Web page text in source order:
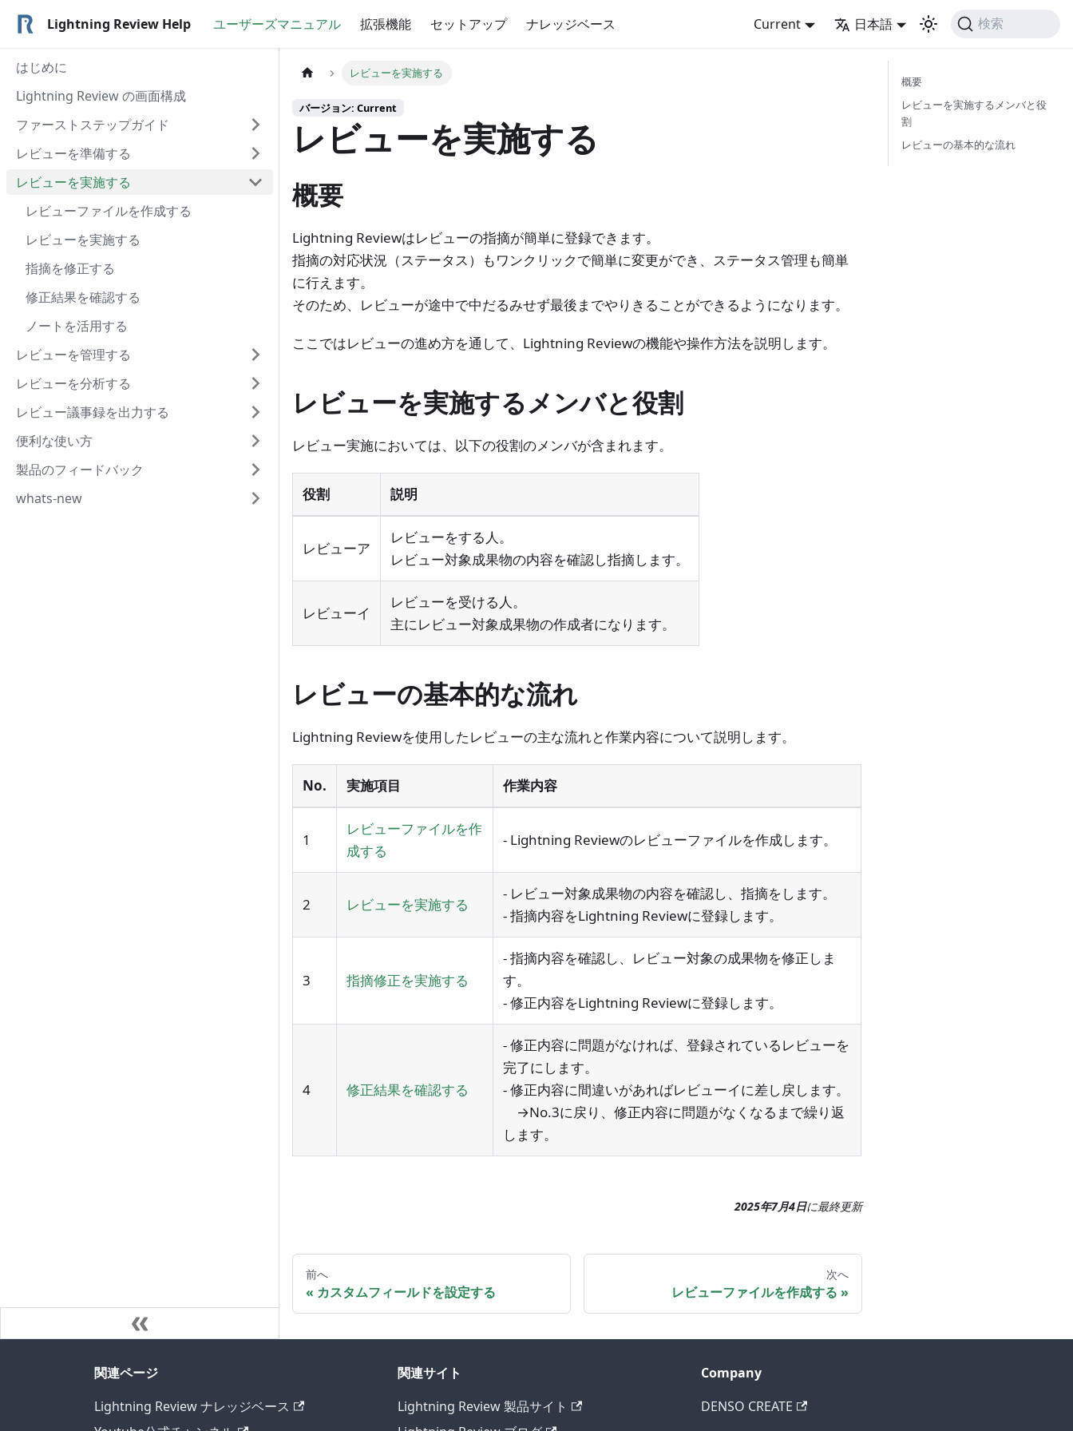
Lightning Review Help ユーザーズマニュアル 拡張機能 セットアップ ナレッジベース Current 日本語 検索
はじめに
Lightning Review の画面構成
ファーストステップガイド
レビューを準備する
レビューを実施する
レビューファイルを作成する
レビューを実施する
指摘を修正する
修正結果を確認する
ノートを活用する
レビューを管理する
レビューを分析する
レビュー議事録を出力する
便利な使い方
製品のフィードバック
whats-new
レビューを実施する
バージョン: Current
レビューを実施する
概要
Lightning Reviewはレビューの指摘が簡単に登録できます。
指摘の対応状況（ステータス）もワンクリックで簡単に変更ができ、ステータス管理も簡単
に行えます。
そのため、レビューが途中で中だるみせず最後までやりきることができるようになります。
ここではレビューの進め方を通して、Lightning Reviewの機能や操作方法を説明します。
レビューを実施するメンバと役割
レビュー実施においては、以下の役割のメンバが含まれます。
役割 説明
レビューア
レビューをする人。
レビュー対象成果物の内容を確認し指摘します。
レビューイ
レビューを受ける人。
主にレビュー対象成果物の作成者になります。
レビューの基本的な流れ
Lightning Reviewを使用したレビューの主な流れと作業内容について説明します。
No. 実施項目 作業内容
1
レビューファイルを作
成する
- Lightning Reviewのレビューファイルを作成します。
2 レビューを実施する
- レビュー対象成果物の内容を確認し、指摘をします。
- 指摘内容をLightning Reviewに登録します。
3 指摘修正を実施する
- 指摘内容を確認し、レビュー対象の成果物を修正しま
す。
- 修正内容をLightning Reviewに登録します。
4 修正結果を確認する
- 修正内容に問題がなければ、登録されているレビューを
完了にします。
- 修正内容に間違いがあればレビューイに差し戻します。
→No.3に戻り、修正内容に問題がなくなるまで繰り返
します。
2025年7月4日に最終更新
前へ
カスタムフィールドを設定する
次へ
レビューファイルを作成する
概要
レビューを実施するメンバと役
割
レビューの基本的な流れ
関連ページ
Lightning Review ナレッジベース
関連サイト
Lightning Review 製品サイト
Company
DENSO CREATE